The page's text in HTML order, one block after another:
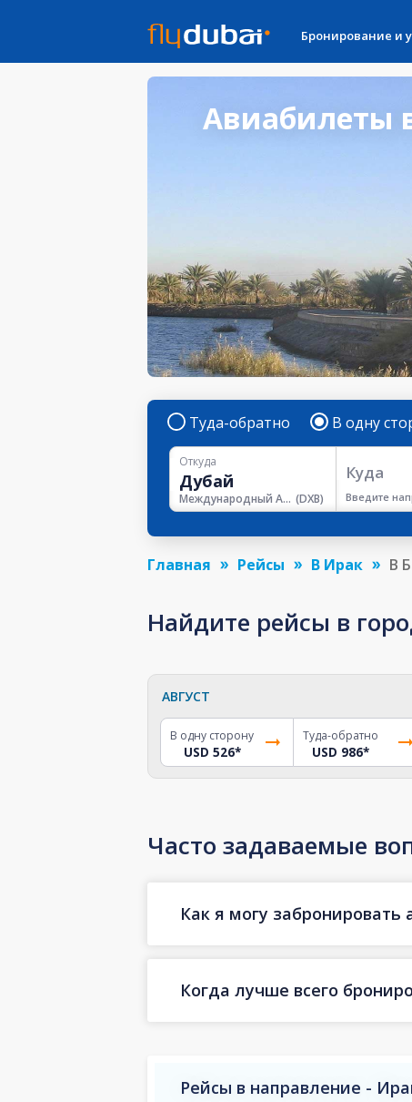
Бронирование и
Авиабилеты
Туда-обратно В одну
Откуда
Международный Аэропорт Дубая (DXB)
Куда
Введите
Главная Рейсы В Ирак В
Найдите рейсы в
АВГУСТ
В одну сторону
USD 526*
Туда-обратно
USD 986*
Часто задаваемые
Как я могу
Когда лучше всего
Рейсы в направление -